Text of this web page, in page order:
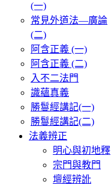
(一)
常見外道法—廣論
(二)
阿含正義 (一)
阿含正義 (二)
入不二法門
識蘊真義
勝鬘經講記(一)
勝鬘經講記(二)
法義辨正
明心與初地釋
宗門與教門
壇經辨訛